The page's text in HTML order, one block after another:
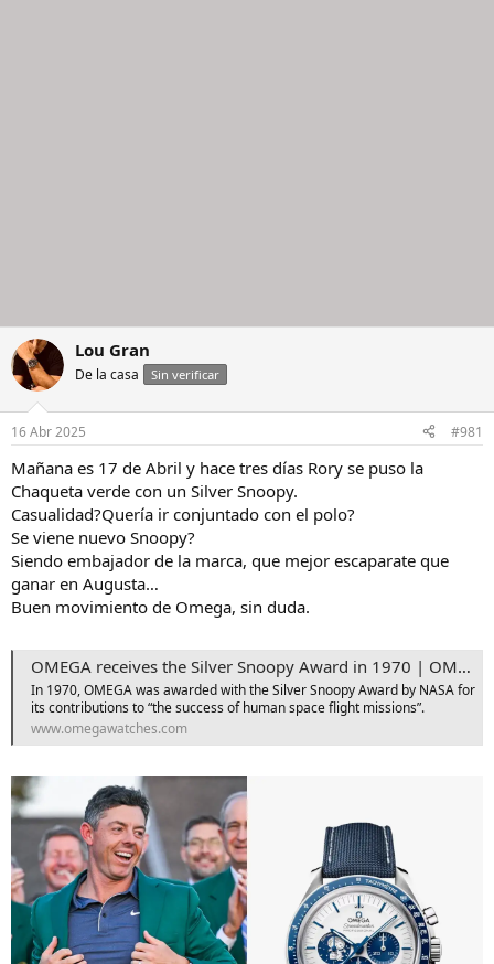
Lou Gran
De la casa Sin verificar
16 Abr 2025 #981
Mañana es 17 de Abril y hace tres días Rory se puso la
Chaqueta verde con un Silver Snoopy.
Casualidad?Quería ir conjuntado con el polo?
Se viene nuevo Snoopy?
Siendo embajador de la marca, que mejor escaparate que
ganar en Augusta…
Buen movimiento de Omega, sin duda.
OMEGA receives the Silver Snoopy Award in 1970 | OMEGA EN®
In 1970, OMEGA was awarded with the Silver Snoopy Award by NASA for
its contributions to “the success of human space flight missions”.
www.omegawatches.com